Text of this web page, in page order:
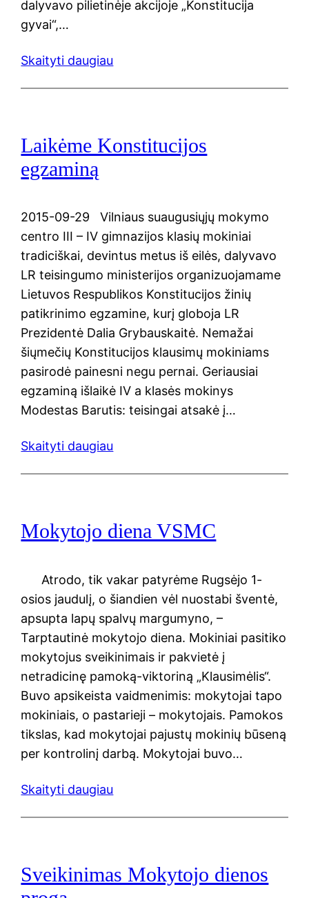
dalyvavo pilietinėje akcijoje „Konstitucija
gyvai“,…
Skaityti daugiau
Laikėme Konstitucijos
egzaminą
2015-09-29 Vilniaus suaugusiųjų mokymo
centro III – IV gimnazijos klasių mokiniai
tradiciškai, devintus metus iš eilės, dalyvavo
LR teisingumo ministerijos organizuojamame
Lietuvos Respublikos Konstitucijos žinių
patikrinimo egzamine, kurį globoja LR
Prezidentė Dalia Grybauskaitė. Nemažai
šiųmečių Konstitucijos klausimų mokiniams
pasirodė painesni negu pernai. Geriausiai
egzaminą išlaikė IV a klasės mokinys
Modestas Barutis: teisingai atsakė į…
Skaityti daugiau
Mokytojo diena VSMC
Atrodo, tik vakar patyrėme Rugsėjo 1-
osios jaudulį, o šiandien vėl nuostabi šventė,
apsupta lapų spalvų margumyno, –
Tarptautinė mokytojo diena. Mokiniai pasitiko
mokytojus sveikinimais ir pakvietė į
netradicinę pamoką-viktoriną „Klausimėlis“.
Buvo apsikeista vaidmenimis: mokytojai tapo
mokiniais, o pastarieji – mokytojais. Pamokos
tikslas, kad mokytojai pajustų mokinių būseną
per kontrolinį darbą. Mokytojai buvo…
Skaityti daugiau
Sveikinimas Mokytojo dienos